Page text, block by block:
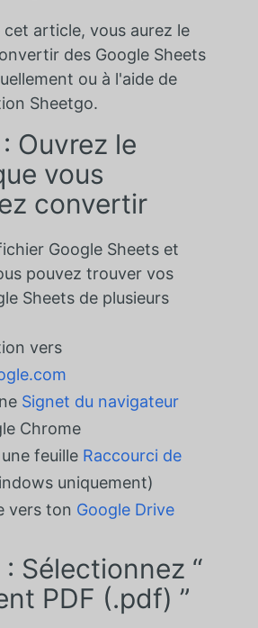
cet article, vous aurez le
des Google Sheets
ou à l'aide de
Sheetgo.
Ouvrez le
vous
convertir
Google Sheets et
pouvez trouver vos
Sheets de plusieurs
vers
Signet du navigateur
Chrome
feuille Raccourci de
uniquement)
vers ton Google Drive
Sélectionnez “
PDF (.pdf) ”